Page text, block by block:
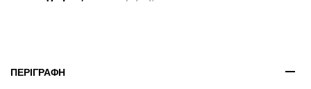
TAIL-
76Υεκ.
ΠΕΡΙΓΡΑΦΉ